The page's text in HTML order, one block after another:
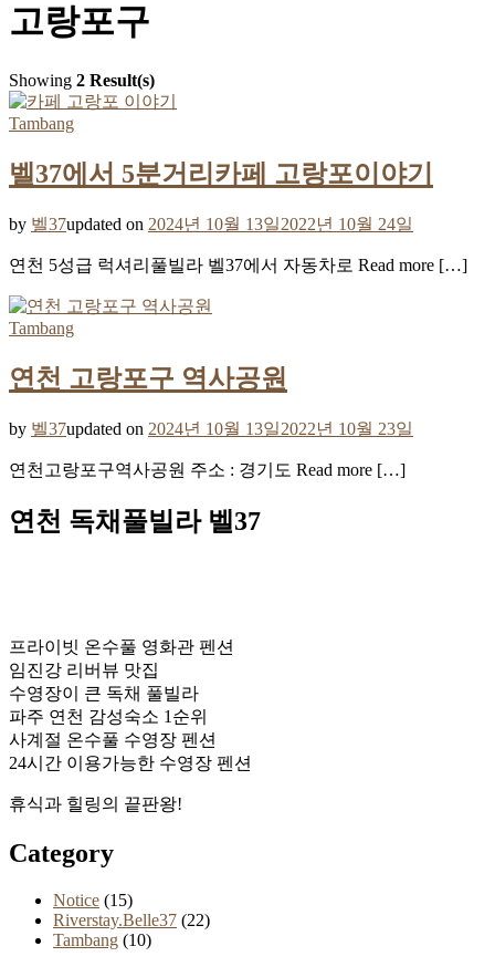
고랑포구
Showing 2 Result(s)
Tambang
벨37에서 5분거리카페 고랑포이야기
by 벨37updated on 2024년 10월 13일2022년 10월 24일
연천 5성급 럭셔리풀빌라 벨37에서 자동차로 Read more […]
Tambang
연천 고랑포구 역사공원
by 벨37updated on 2024년 10월 13일2022년 10월 23일
연천고랑포구역사공원 주소 : 경기도 Read more […]
연천 독채풀빌라 벨37
프라이빗 온수풀 영화관 펜션
임진강 리버뷰 맛집
수영장이 큰 독채 풀빌라
파주 연천 감성숙소 1순위
사계절 온수풀 수영장 펜션
24시간 이용가능한 수영장 펜션
휴식과 힐링의 끝판왕!
Category
Notice (15)
Riverstay.Belle37 (22)
Tambang (10)